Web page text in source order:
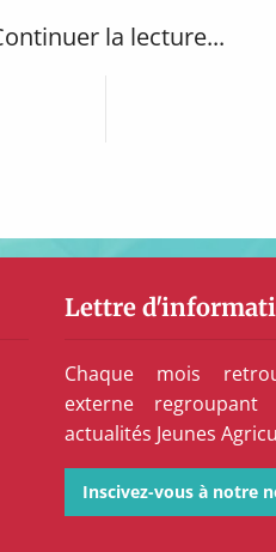
la lecture...
Lettre
Chaque mois
externe
actualités Jeunes
Inscivez-vous à notre